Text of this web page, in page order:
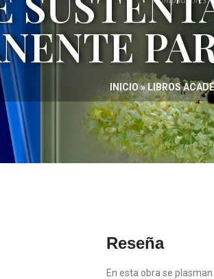
INICIO»LIBROS
Reseña
En esta obra se